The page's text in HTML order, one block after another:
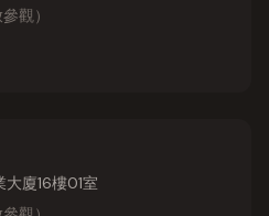
觀）
廈16樓01室